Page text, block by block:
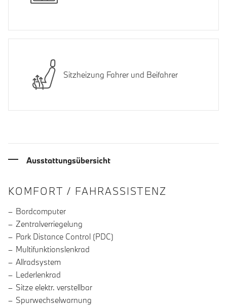
Sitzheizung Fahrer und Beifahrer
Ausstattungsübersicht
INFORMATIONEN ÜBER DIE
KOMFORT / FAHRASSISTENZ
Bordcomputer
Zentralverriegelung
Park Distance Control (PDC)
Multifunktionslenkrad
Allradsystem
Lederlenkrad
Sitze elektr. verstellbar
Spurwechselwarnung